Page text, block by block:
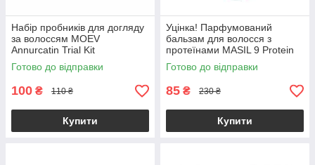
Набір пробників для догляду
за волоссям MOEV
Annurcatin Trial Kit
Готово до відправки
100 ₴ 110 ₴
Купити
Уцінка! Парфумований
бальзам для волосся з
протеїнами MASIL 9 Protein
Perfume Silk Balm 20ml (до
26.11.2026)
Готово до відправки
85 ₴ 230 ₴
Купити